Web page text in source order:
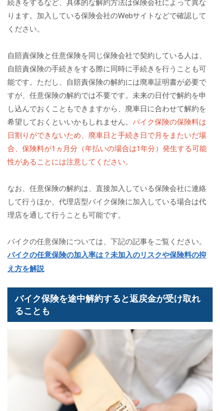
ります。加入している保険会社のWebサイトなどで確認して
ください。
自賠責保険と任意保険を同じ保険会社で契約している人は、
自賠責保険の手続きをする際に同時に手続きを行うことも可
能です。ただし、自賠責保険の解約には廃車証明書が必要で
すが、任意保険の解約では不要です。未来の日付で解約を申
し込んでおくこともできますから、廃車日に合わせて解約を
希望しておくといいかもしれません。 バイク保険の保険料は
日割りができないため、廃車日と手続き日で月をまたいだ場
合、保険料が1ヵ月分（年払いの場合は1年分）発生する可能
性があることには注意してください。
なお、任意保険の解約は、直接加入している保険会社に連絡
して行うほか、代理店型バイク保険に加入している場合は代
理店を通して行うことも可能です。
バイクの任意保険については、下記の記事をご覧ください。
バイクの任意保険の加入率は？未加入のリスクや保険料の抑
え方を解説
バイク保険を途中解約すると返戻金が受け取れ
ることも